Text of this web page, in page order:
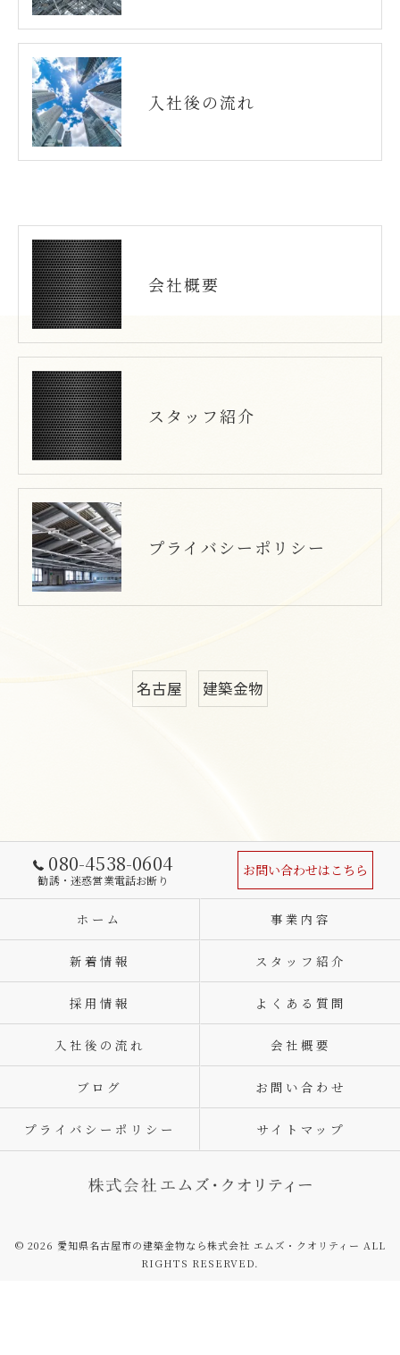
入社後の流れ
会社概要
スタッフ紹介
プライバシーポリシー
名古屋 建築金物
080-4538-0604
勧誘・迷惑営業電話お断り
お問い合わせはこちら
ホーム 事業内容
新着情報 スタッフ紹介
採用情報 よくある質問
入社後の流れ 会社概要
ブログ お問い合わせ
プライバシーポリシー サイトマップ
© 2026 愛知県名古屋市の建築金物なら株式会社 エムズ・クオリティー ALL
RIGHTS RESERVED.